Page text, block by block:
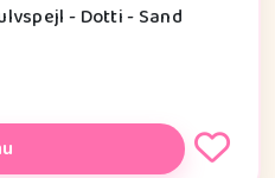
- Dotti - Sand